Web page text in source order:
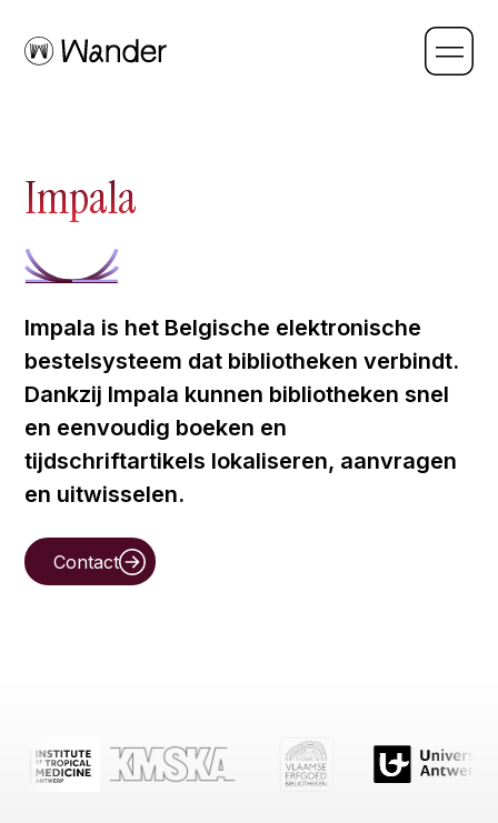
Impala
Impala is het Belgische elektronische
bestelsysteem dat bibliotheken verbindt.
Dankzij Impala kunnen bibliotheken snel
en eenvoudig boeken en
tijdschriftartikels lokaliseren, aanvragen
en uitwisselen.
Contact